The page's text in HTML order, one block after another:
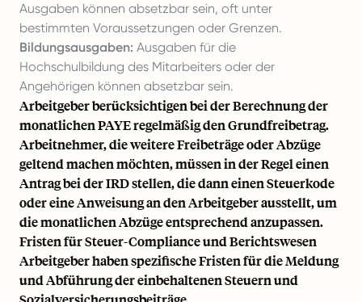
Ausgaben können absetzbar sein, oft unter
bestimmten Voraussetzungen oder Grenzen.
Bildungsausgaben: Ausgaben für die
Hochschulbildung des Mitarbeiters oder der
Angehörigen können absetzbar sein.
Arbeitgeber berücksichtigen bei der Berechnung der
monatlichen PAYE regelmäßig den Grundfreibetrag.
Arbeitnehmer, die weitere Freibeträge oder Abzüge
geltend machen möchten, müssen in der Regel einen
Antrag bei der IRD stellen, die dann einen Steuerkode
oder eine Anweisung an den Arbeitgeber ausstellt, um
die monatlichen Abzüge entsprechend anzupassen.
Fristen für Steuer-Compliance und Berichtswesen
Arbeitgeber haben spezifische Fristen für die Meldung
und Abführung der einbehaltenen Steuern und